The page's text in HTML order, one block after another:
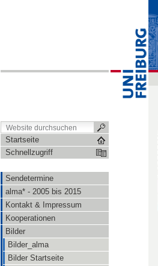
Startseite
Schnellzugriff
Sendetermine
alma* - 2005 bis 2015
Kontakt & Impressum
Kooperationen
Bilder
Bilder_alma
Bilder Startseite